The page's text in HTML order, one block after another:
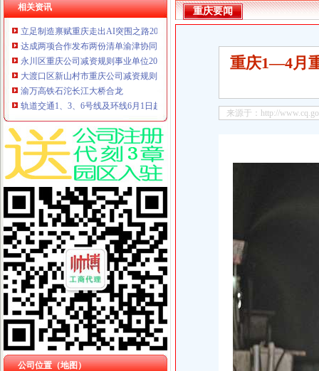
相关资讯
立足制造禀赋重庆走出AI突围之路2026智博会闭幕，重庆公司减资规则重庆邀
达成两项合作发布两份清单渝津协同发力“AI+制造”重庆公司减资公告
永川区重庆公司减资规则事业单位2026年公开招聘拟聘人员公示（第五批）
大渡口区新山村市重庆公司减资规则场监管所开展政府食堂食材专项快检行动
渝万高铁石沱长江大桥合龙
轨道交通1、3、6号线及环线6月1日起提前半小时开班调整后，重庆公司减资4
公司位置（地图）
重庆要闻
重庆1—4月
来源于：http://